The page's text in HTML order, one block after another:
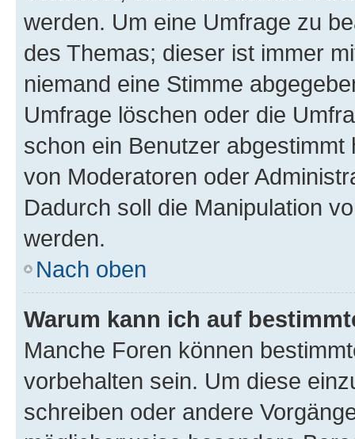
werden. Um eine Umfrage zu
des Themas; dieser ist immer
niemand eine Stimme
Umfrage löschen oder die
schon ein Benutzer
von Moderatoren oder
Dadurch soll die Manipulation
werden.
Nach oben
Warum kann ich auf
Manche Foren können
vorbehalten sein. Um diese
schreiben oder andere